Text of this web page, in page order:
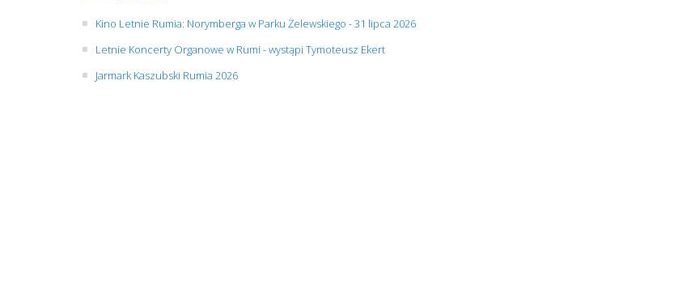
Kino Letnie Rumia: Norymberga w Parku Żelewskiego - 31 lipca 2026
Letnie Koncerty Organowe w Rumi - wystąpi Tymoteusz Ekert
Jarmark Kaszubski Rumia 2026